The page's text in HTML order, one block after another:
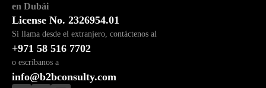
en Dubái
License No. 2326954.01
Si llama desde el extranjero, contáctenos al
+971 58 516 7702
o escríbanos a
info@b2bconsulty.com